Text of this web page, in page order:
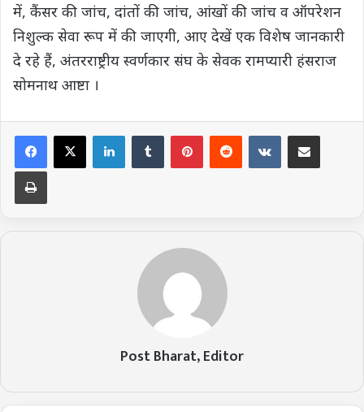
में, कैंसर की जांच, दांतों की जांच, आंखों की जांच व ऑपरेशन
निशुल्क सेवा रूप में की जाएगी, आए देखें एक विशेष जानकारी
दे रहे हैं, अंतरराष्ट्रीय स्वर्णकार संघ के सेवक रामप्यारी हंसराज
सोमनाथ आष्टा ।
LinkedInTumblrPinterestRedditVKontakte
Share via Email
Print
Post Bharat, Editor